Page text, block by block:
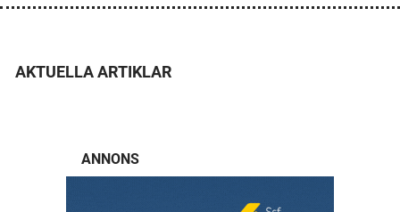
AKTUELLA ARTIKLAR
ANNONS